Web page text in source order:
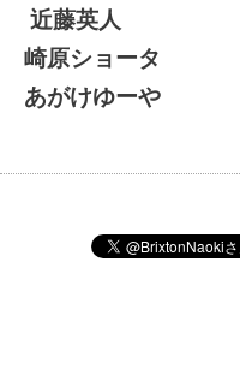
近藤英人
崎原ショータ
あがけゆーや